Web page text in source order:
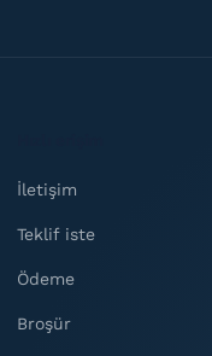
İletişim
Teklif iste
Ödeme
Broşür